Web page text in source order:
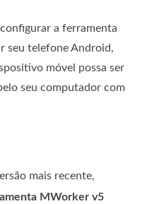
a ferramenta
seu telefone Android,
móvel possa ser
seu computador com
mais recente,
MWorker v5